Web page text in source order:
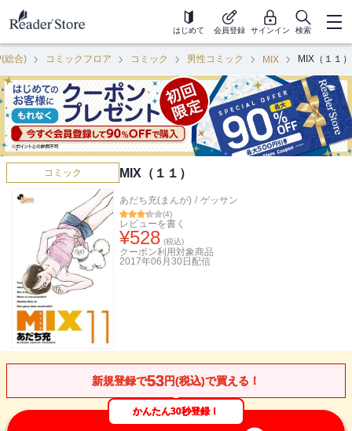
はじめて 会員登録 サインイン 検索
総合) コミックフロア コミック 男性コミック MIX MIX（１１）
コミック MIX（１１）
あだち充(まんが) / ゲッサン
(4)
レビューを書く
¥528 (税込)
クーポン利用対象商品
2017年06月30日 配信
新規登録で53円(税込)で買える！
かんたん30秒登録！